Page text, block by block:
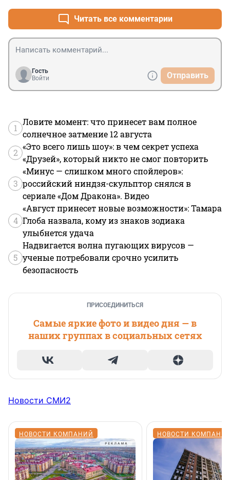
Читать все комментарии
Гость
Войти
Отправить
1
Ловите момент: что принесет вам полное
солнечное затмение 12 августа
2
«Это всего лишь шоу»: в чем секрет успеха
«Друзей», который никто не смог повторить
3
«Минус — слишком много спойлеров»:
российский ниндзя-скульптор снялся в
сериале «Дом Дракона». Видео
4
«Август принесет новые возможности»: Тамара
Глоба назвала, кому из знаков зодиака
улыбнется удача
5
Надвигается волна пугающих вирусов —
ученые потребовали срочно усилить
безопасность
ПРИСОЕДИНИТЬСЯ
Самые яркие фото и видео дня — в
наших группах в социальных сетях
Новости СМИ2
НОВОСТИ КОМПАНИЙ НОВОСТИ